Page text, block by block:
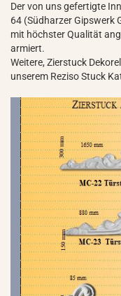
Der von uns gefertigte
64 (Südharzer Gipswerk
mit höchster Qualität
armiert.
Weitere, Zierstuck
unserem Reziso Stuck